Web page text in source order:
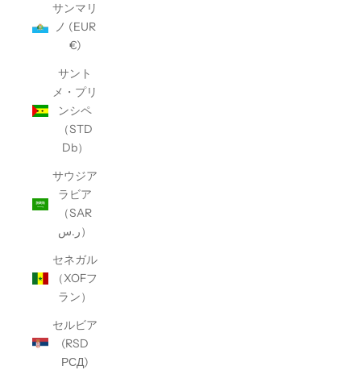
サンマリ
ノ (EUR
€)
サント
メ・プリ
ンシペ
（STD
Db）
サウジア
ラビア
（SAR
ر.س）
セネガル
（XOFフ
ラン）
セルビア
(RSD
РСД)